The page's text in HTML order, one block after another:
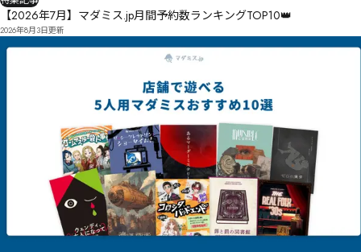
【2026年7月】マダミス.jp月間予約数ランキングTOP10👑
2026年8月3日更新